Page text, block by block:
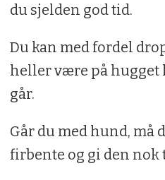
du sjelden god tid.
Du kan med fordel
heller være på hugget
går.
Går du med hund, må
firbente og gi den nok